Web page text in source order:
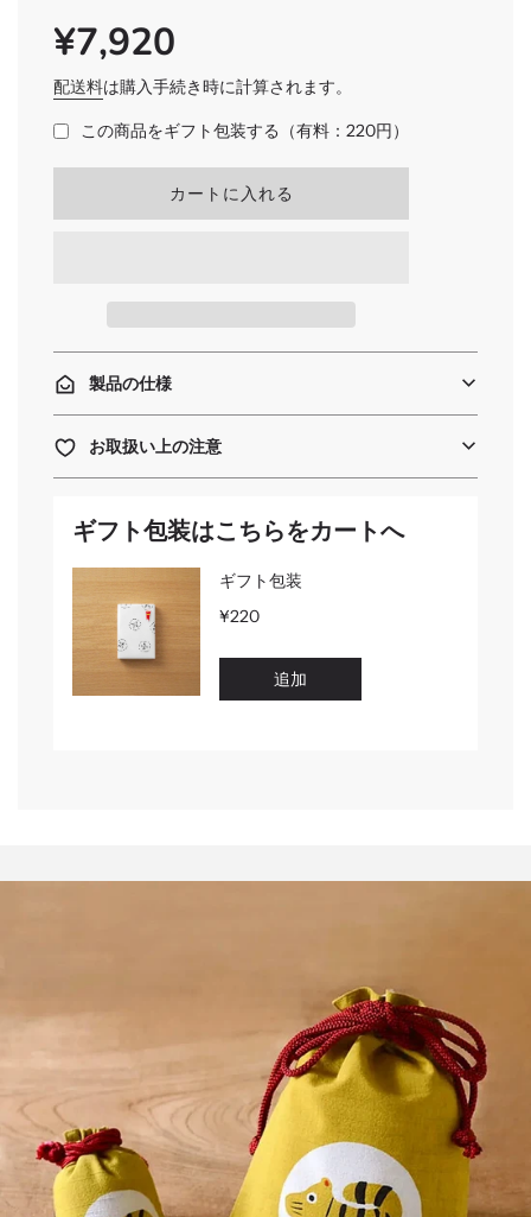
SALE
PRICE
通
常
価
格
¥7,920
配送料は購入手続き時に計算されます。
この商品をギフト包装する（有料：220円）
読
.
.
.
カートに入れる
製品の仕様
お取扱い上の注意
ギフト包装はこちらをカートへ